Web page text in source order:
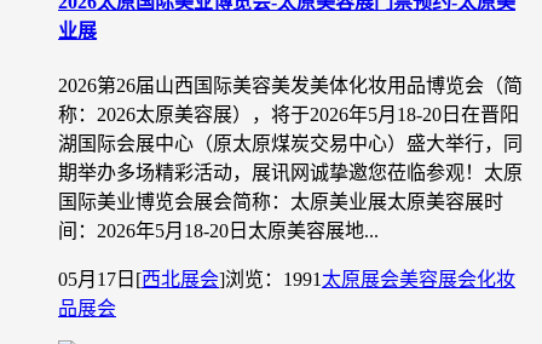
业展
2026第26届山西国际美容美发美体化妆用品博览会（简
称：2026太原美容展），将于2026年5月18-20日在晋阳
湖国际会展中心（原太原煤炭交易中心）盛大举行，同
期举办多场精彩活动，展讯网诚挚邀您莅临参观！太原
国际美业博览会展会简称：太原美业展太原美容展时
间：2026年5月18-20日太原美容展地...
05月17日 [西北展会]浏览：1991 太原展会美容展会化妆
品展会